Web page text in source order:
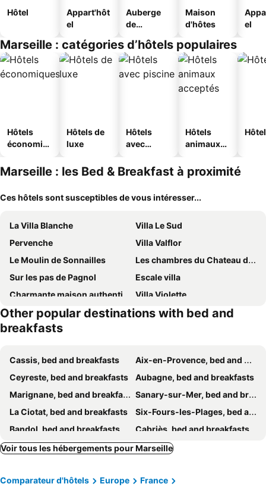
Hôtel
Appart'hôt
el
Auberge
de
Maison
d'hôtes
el
Marseille : catégories d’hôtels populaires
Hôtels
économiq
Hôtels de
luxe
Hôtels
avec
Hôtels
animaux
Marseille : les Bed & Breakfast à proximité
Ces hôtels sont susceptibles de vous intéresser...
La Villa Blanche
Villa Le Sud
Pervenche
Villa Valflor
Le Moulin de Sonnailles
Les chambres du Chateau de Fenestrelle
Sur les pas de Pagnol
Escale villa
Charmante maison authentique et paisible entre mer et callanques
Villa Violette
Chambre DhÔtes Fabilio
Chez Mamouska
Le Mas de Bertagne
La Bastide du Roucas
Les Chambres d'Endoume
Villa l'Etoile
Jardin Vieux Port Panier
Cabanon Privatif Les Pieds Dans Leau
Suite baignoire balnéo st Charles
Les nuits d'été Niolon
Nouveau cabanon L ilette vue mer calanque de Niolon
En Plein cœur des calanques à 800 m de la mer
La Bastidaine
B&B Le Clos des Cigales
Chambre Cassis
Les Chambres d'Hôtes du Grand Mornas
Mas du Perthus
Other popular destinations with bed and
breakfasts
Cassis, bed and breakfasts
Aix-en-Provence, bed and breakfasts
Ceyreste, bed and breakfasts
Aubagne, bed and breakfasts
Marignane, bed and breakfasts
Sanary-sur-Mer, bed and breakfasts
La Ciotat, bed and breakfasts
Six-Fours-les-Plages, bed and breakfasts
Bandol, bed and breakfasts
Cabriès, bed and breakfasts
Saint-Cyr-sur-Mer, bed and breakfasts
Ensuès-la-Redonne, bed and breakfasts
Pertuis, bed and breakfasts
Carry-le-Rouet, bed and breakfasts
Voir tous les hébergements pour Marseille
Comparateur d'hôtels Europe
France